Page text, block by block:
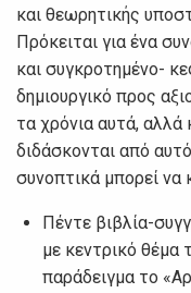
και θεωρητικής
Πρόκειται για ένα
και συγκροτημένο-
δημιουργικό προς
τα χρόνια αυτά, αλλά
διδάσκονται από
συνοπτικά μπορεί να
Πέντε βιβλία-
με κεντρικό θέμα
παράδειγμα το